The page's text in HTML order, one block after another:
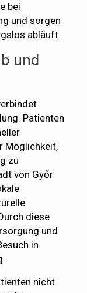
bei
und sorgen
abläuft.
und
Patienten
Möglichkeit,
zu
von Győr
diese
und
in
nicht